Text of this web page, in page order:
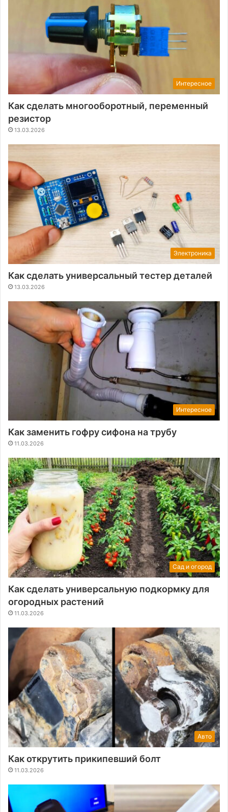
Интересное
Как сделать многооборотный, переменный
резистор
13.03.2026
Электроника
Как сделать универсальный тестер деталей
13.03.2026
Интересное
Как заменить гофру сифона на трубу
11.03.2026
Сад и огород
Как сделать универсальную подкормку для
огородных растений
11.03.2026
Авто
Как открутить прикипевший болт
11.03.2026